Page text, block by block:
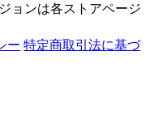
ョンは各ストアページ
ー 特定商取引法に基づ